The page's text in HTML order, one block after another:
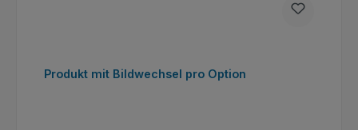
Produkt mit Bildwechsel pro Option